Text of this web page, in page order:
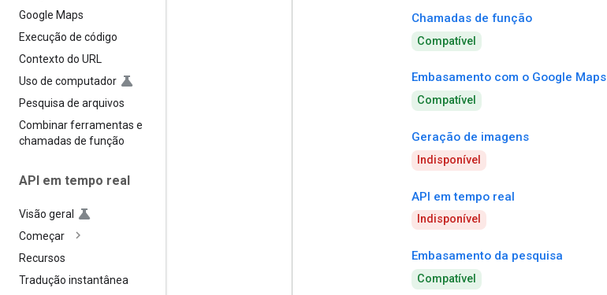
Google Maps
Execução de código
Contexto do URL
Uso de computador
Pesquisa de arquivos
Combinar ferramentas e
chamadas de função
API em tempo real
Visão geral
Começar
Recursos
Tradução instantânea
Chamadas de função
Compatível
Embasamento com o Google Maps
Compatível
Geração de imagens
Indisponível
API em tempo real
Indisponível
Embasamento da pesquisa
Compatível